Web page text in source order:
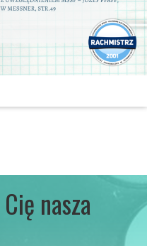
nasza